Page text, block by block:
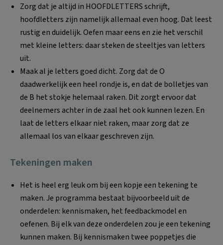
Zorg dat je altijd in HOOFDLETTERS schrijft,
hoofdletters zijn namelijk allemaal even hoog. Dat leest
rustig en duidelijk. Oefen maar eens en zie het verschil
met kleine letters: daar steken de steeltjes van letters
uit.
Maak al je letters goed dicht. Zorg dat de O
daadwerkelijk een heel rondje is, en dat de bolletjes van
de B het stokje helemaal raken. Dit zorgt ervoor dat
deelnemers achter in de zaal het ook kunnen lezen. En
laat de letters elkaar niet raken, maar zorg dat ze
allemaal los van elkaar geschreven zijn.
Tekeningen maken
Het is heel erg leuk om bij een kopje een tekening te
maken. Je programma bestaat bijvoorbeeld uit de
onderdelen: kennismaken, het feedbackmodel en
oefenen. Bij elk van deze onderdelen zou je een tekening
kunnen maken. Bij kennismaken twee poppetjes die